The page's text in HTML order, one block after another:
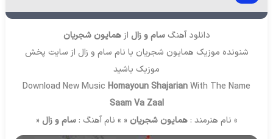
دانلود آهنگ سام و زال ازهمایون شجریان
شنونده موزیک همایون شجریان با نام سام و زال از سایت پخش
موزیک باشید
Download New Music Homayoun ShajarianWith The Name
Saam Va Zaal
» نام هنرمند :همایون شجریان « » نام آهنگ :سام و زال «